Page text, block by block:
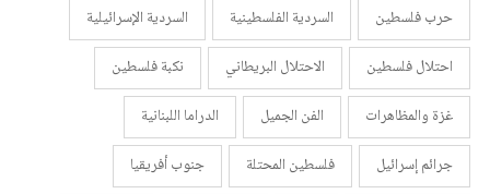
حرب فلسطين السردية الفلسطينية
السردية الإسرائيلية
احتلال فلسطين
الاحتلال البريطاني
نكبة فلسطين
غزة والمظاهرات
الفن الجميل
الدراما اللبنانية
جرائم إسرائيل
فلسطين المحتلة
جنوب أفريقيا